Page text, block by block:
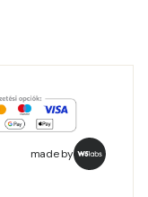
made by